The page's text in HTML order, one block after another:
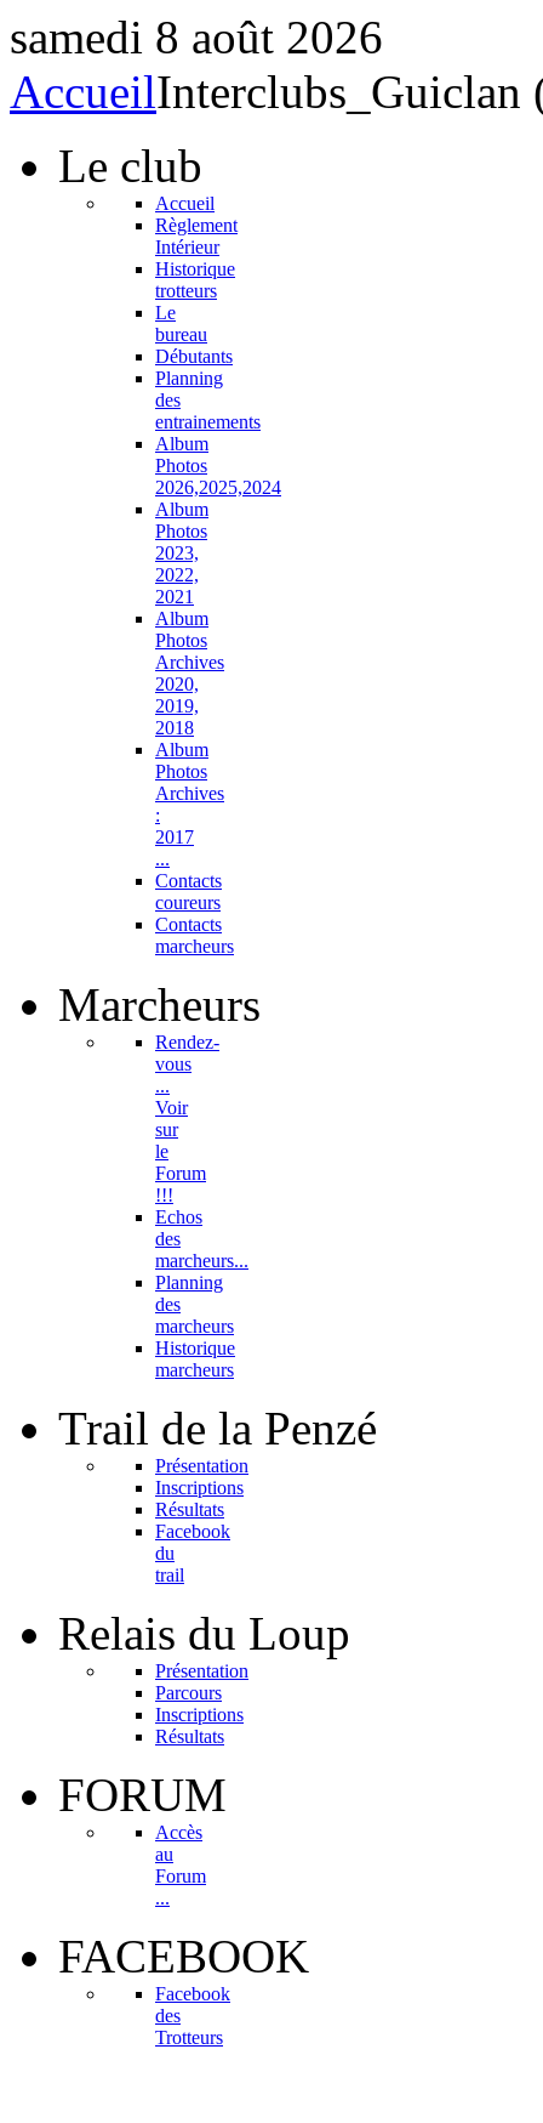
samedi 8 août 2026
AccueilInterclubs_Guiclan
Le club
Accueil
Règlement
Intérieur
Historique
trotteurs
Le
bureau
Débutants
Planning
des
entrainements
Album
Photos
2026,2025,2024
Album
Photos
2023,
2022,
2021
Album
Photos
Archives
2020,
2019,
2018
Album
Photos
Archives
:
2017
...
Contacts
coureurs
Contacts
marcheurs
Marcheurs
Rendez-
vous
...
Voir
sur
le
Forum
!!!
Echos
des
marcheurs...
Planning
des
marcheurs
Historique
marcheurs
Trail de la Penzé
Présentation
Inscriptions
Résultats
Facebook
du
trail
Relais du Loup
Présentation
Parcours
Inscriptions
Résultats
FORUM
Accès
au
Forum
...
FACEBOOK
Facebook
des
Trotteurs